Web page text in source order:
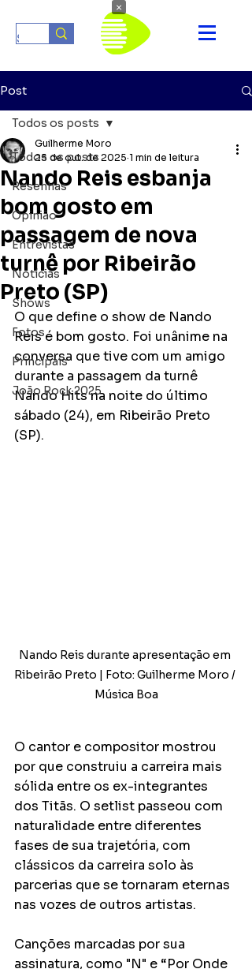
Post
Todos os posts
Resenhas
Opinião
Entrevistas
Notícias
Shows
Fotos
Principais
João Rock 2025
Todos os posts
Nando Reis esbanja
bom gosto em
passagem de nova
turnê por Ribeirão
Preto (SP)
Guilherme Moro
25 de out. de 2025 1 min de leitura
O que define o show de Nando
Reis é bom gosto. Foi unânime na
conversa que tive com um amigo
durante a passagem da turnê
Nando Hits na noite do último
sábado (24), em Ribeirão Preto
(SP).
Nando Reis durante apresentação em
Ribeirão Preto | Foto: Guilherme Moro /
Música Boa
O cantor e compositor mostrou
por que construiu a carreira mais
sólida entre os ex-integrantes
dos Titãs. O setlist passeou com
naturalidade entre diferentes
fases de sua trajetória, com
clássicos da carreira solo às
parcerias que se tornaram eternas
nas vozes de outros artistas.
Canções marcadas por sua
assinatura, como "N" e “Por Onde
×